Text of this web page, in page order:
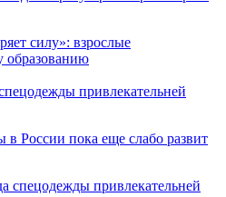
привлекательней
России пока еще слабо развит